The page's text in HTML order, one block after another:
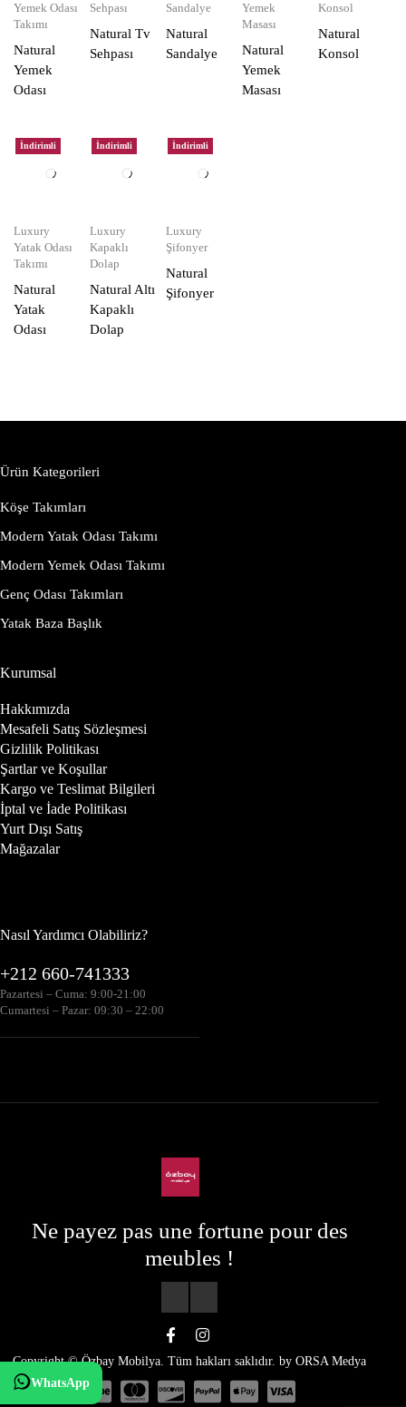
Yemek Odası
Takımı
Natural
Yemek
Odası
Sehpası
Natural Tv
Sehpası
Sandalye
Natural
Sandalye
Yemek
Masası
Natural
Yemek
Masası
Konsol
Natural
Konsol
İndirimli
Luxury
Yatak Odası
Takımı
Natural
Yatak
Odası
İndirimli
Luxury
Kapaklı
Dolap
Natural Altı
Kapaklı
Dolap
İndirimli
Luxury
Şifonyer
Natural
Şifonyer
Ürün Kategorileri
Köşe Takımları
Modern Yatak Odası Takımı
Modern Yemek Odası Takımı
Genç Odası Takımları
Yatak Baza Başlık
Kurumsal
Hakkımızda
Mesafeli Satış Sözleşmesi
Gizlilik Politikası
Şartlar ve Koşullar
Kargo ve Teslimat Bilgileri
İptal ve İade Politikası
Yurt Dışı Satış
Mağazalar
Nasıl Yardımcı Olabiliriz?
+212 660-741333
Pazartesi – Cuma: 9:00-21:00
Cumartesi – Pazar: 09:30 – 22:00
Ne payez pas une fortune pour des
meubles !
Copyright © Özbay Mobilya. Tüm hakları saklıdır. by ORSA Medya
WhatsApp